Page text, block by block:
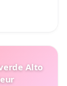
Alto